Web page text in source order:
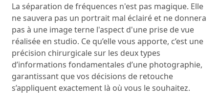
La séparation de fréquences n'est pas magique. Elle
ne sauvera pas un portrait mal éclairé et ne donnera
pas à une image terne l'aspect d'une prise de vue
réalisée en studio. Ce qu’elle vous apporte, c’est une
précision chirurgicale sur les deux types
d’informations fondamentales d’une photographie,
garantissant que vos décisions de retouche
s’appliquent exactement là où vous le souhaitez.